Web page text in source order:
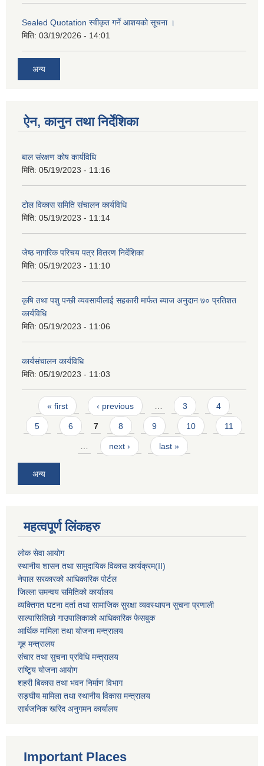
Sealed Quotation स्वीकृत गर्ने आशयको सूचना ।
मिति: 03/19/2026 - 14:01
अन्य
ऐन, कानुन तथा निर्देशिका
बाल संरक्षण कोष कार्यविधि
मिति: 05/19/2023 - 11:16
टोल विकास समिति संचालन कार्यविधि
मिति: 05/19/2023 - 11:14
जेष्ठ नागरिक परिचय पत्र वितरण निर्देशिका
मिति: 05/19/2023 - 11:10
कृषि तथा पशु पन्छी व्यवसायीलाई सहकारी मार्फत ब्याज अनुदान ७० प्रतिशत
कार्यविधि
मिति: 05/19/2023 - 11:06
कार्यसंचालन कार्यविधि
मिति: 05/19/2023 - 11:03
Pages
« first ‹ previous … 3 4
5 6 7 8 9 10 11
… next › last »
अन्य
महत्वपूर्ण लिंकहरु
लोक सेवा आयोग
स्थानीय शासन तथा सामुदायिक विकास कार्यक्रम(II)
नेपाल सरकारको आधिकारिक पोर्टल
जिल्ला समन्वय समितिको कार्यालय
व्यक्तिगत घटना दर्ता तथा सामाजिक सुरक्षा व्यवस्थापन सुचना प्रणाली
साल्पासिलिछो गाउपालिकाको आधिकारिक फेसबुक
आर्थिक मामिला तथा योजना मन्त्रालय
गृह मन्त्रालय
संचार तथा सुचना प्रविधि मन्त्रालय
राष्टि्ृय योजना आयोग
शहरी बिकास तथा भवन निर्माण विभाग
सङ्घीय मामिला तथा स्थानीय विकास मन्त्रालय
सार्बजनिक खरिद अनुगमन कार्यालय
Important Places